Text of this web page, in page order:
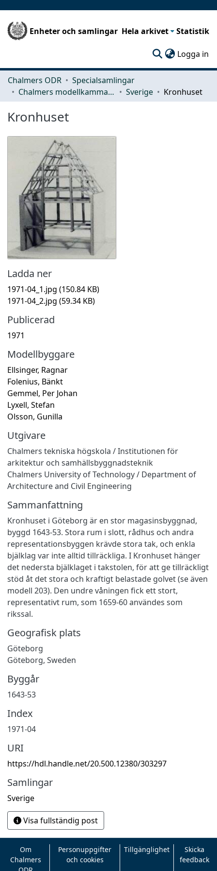
Enheter och samlingar Hela arkivet Statistik
Logga in
Chalmers ODR
Specialsamlingar
Chalmers modellkammare
Sverige Kronhuset
Kronhuset
Ladda ner
1971-04_1.jpg (150.84 KB)
1971-04_2.jpg (59.34 KB)
Publicerad
1971
Modellbyggare
Ellsinger, Ragnar
Folenius, Bänkt
Gemmel, Per Johan
Lyxell, Stefan
Olsson, Gunilla
Utgivare
Chalmers tekniska högskola / Institutionen för
arkitektur och samhällsbyggnadsteknik
Chalmers University of Technology / Department of
Architecture and Civil Engineering
Sammanfattning
Kronhuset i Göteborg är en stor magasinsbyggnad,
byggd 1643-53. Stora rum i slott, rådhus och andra
representationsbyggen krävde stora tak, och enkla
bjälklag var inte alltid tillräckliga. I Kronhuset hänger
det nedersta bjälklaget i takstolen, för att ge tillräckligt
stöd åt det stora och kraftigt belastade golvet (se även
modell 203). Den undre våningen fick ett stort,
representativt rum, som 1659-60 användes som
rikssal.
Geografisk plats
Göteborg
Göteborg, Sweden
Byggår
1643-53
Index
1971-04
URI
https://hdl.handle.net/20.500.12380/303297
Samlingar
Sverige
Visa fullständig post
Om
Chalmers
Personuppgifter
och cookies
Tillgänglighet
Skicka
feedback